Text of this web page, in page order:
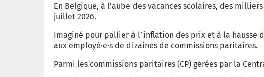
En Belgique, à l’aube des vacances scolaires, des
juillet 2026.
Imaginé pour pallier à l’inflation des prix et à la
aux employé·e·s de dizaines de commissions paritaires.
Parmi les commissions paritaires (CP) gérées par la